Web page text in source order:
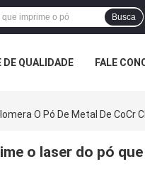
Busca
DE QUALIDADE FALE
O Pó De Metal De CoCr
o laser do pó